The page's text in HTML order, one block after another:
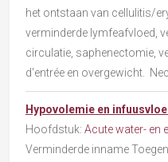
het ontstaan van cellulitis/
verminderde lymfeafvloed,
circulatie, saphenectomie,
d'entrée en overgewicht.
Hypovolemie en
Hoofdstuk: Acute water- en
Verminderde inname